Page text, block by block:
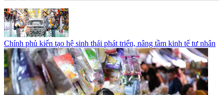
Chính phủ kiến tạo hệ sinh thái phát triển, nâng tầm kinh tế tư nhân